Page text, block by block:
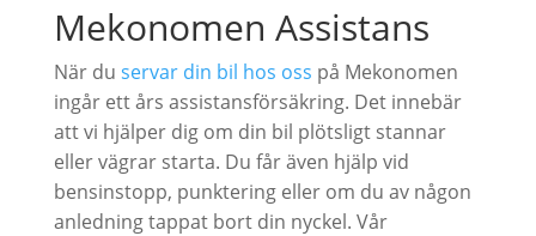
Mekonomen Assistans
När du servar din bil hos oss på Mekonomen
ingår ett års assistansförsäkring. Det innebär
att vi hjälper dig om din bil plötsligt stannar
eller vägrar starta. Du får även hjälp vid
bensinstopp, punktering eller om du av någon
anledning tappat bort din nyckel. Vår